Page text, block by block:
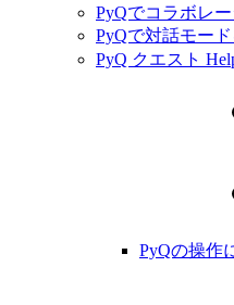
PyQでコラボレ
PyQで対話モー
PyQ クエスト
PyQの操作